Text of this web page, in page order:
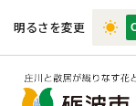
明るさを変更